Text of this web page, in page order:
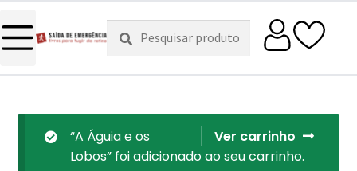
Pesquisar
por:
Pesquisa
Ver carrinho
“A Águia e os
Lobos” foi adicionado ao seu carrinho.